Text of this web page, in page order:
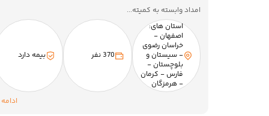
امداد وابسته به کمیته...
استان های:
اصفهان -
خراسان رضوی
- سیستان و
بلوچستان -
فارس - کرمان
- هرمزگان
370 نفر بیمه دارد
ادامه